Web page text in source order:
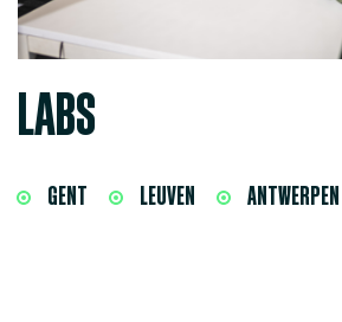
LABS
GENT LEUVEN ANTWERPEN